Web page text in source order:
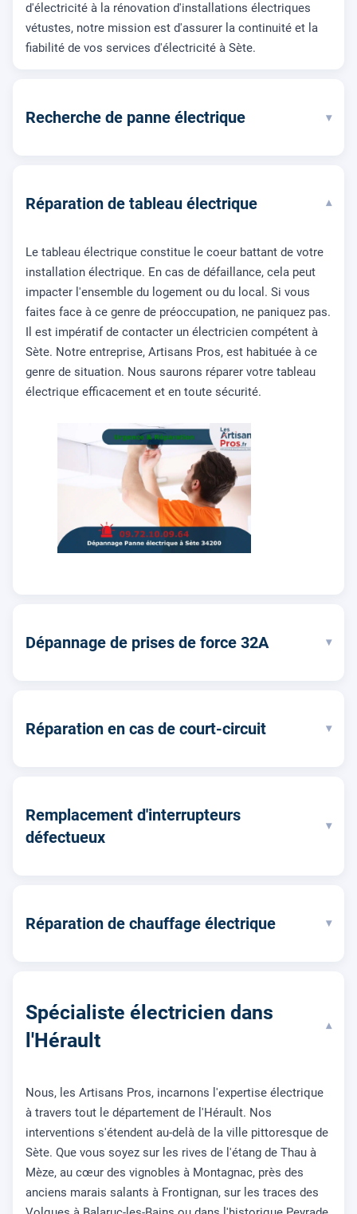
d'électricité à la rénovation d'installations électriques
vétustes, notre mission est d'assurer la continuité et la
fiabilité de vos services d'électricité à Sète.
Recherche de panne électrique ▾
Réparation de tableau électrique ▾
Le tableau électrique constitue le coeur battant de votre
installation électrique. En cas de défaillance, cela peut
impacter l'ensemble du logement ou du local. Si vous
faites face à ce genre de préoccupation, ne paniquez pas.
Il est impératif de contacter un électricien compétent à
Sète. Notre entreprise, Artisans Pros, est habituée à ce
genre de situation. Nous saurons réparer votre tableau
électrique efficacement et en toute sécurité.
Dépannage de prises de force 32A ▾
Réparation en cas de court-circuit ▾
Remplacement d'interrupteurs
défectueux
▾
Réparation de chauffage électrique ▾
Spécialiste électricien dans
l'Hérault
▾
Nous, les Artisans Pros, incarnons l'expertise électrique
à travers tout le département de l'Hérault. Nos
interventions s'étendent au-delà de la ville pittoresque de
Sète. Que vous soyez sur les rives de l'étang de Thau à
Mèze, au cœur des vignobles à Montagnac, près des
anciens marais salants à Frontignan, sur les traces des